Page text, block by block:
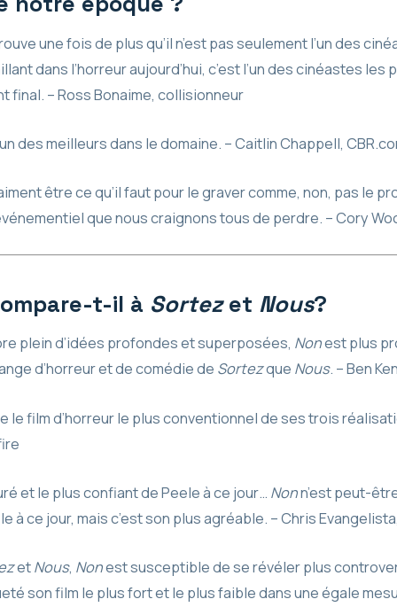
une fois de plus qu’il n’est pas seulement l’un des
dans l’horreur aujourd’hui, c’est l’un des cinéastes
final. – Ross Bonaime, collisionneur
des meilleurs dans le domaine. – Caitlin Chappell,
être ce qu’il faut pour le graver comme, non, pas le
que nous craignons tous de perdre. – Cory
t-il à Sortezet Nous?
plein d’idées profondes et superposées, Nonest plus
d’horreur et de comédie de Sortezque Nous. – Ben
le film d’horreur le plus conventionnel de ses trois
et le plus confiant de Peele à ce jour… Nonn’est peut-
à ce jour, mais c’est son plus agréable. – Chris
etNous, Nonest susceptible de se révéler plus
son film le plus fort et le plus faible dans une égale